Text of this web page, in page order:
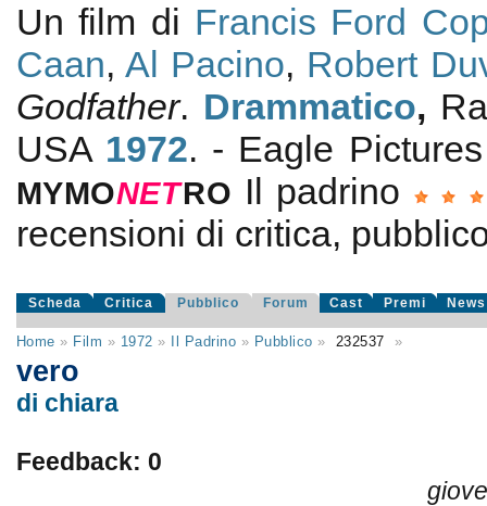
Un film di Francis Ford
Caan, Al Pacino, Robert
Godfather. Drammatico,
USA 1972. - Eagle
MYMONETRO Il padrino
recensioni di critica,
Scheda Critica Pubblico Forum Cast Premi News
Home » Film » 1972 » Il Padrino » Pubblico » 232537 »
vero
di chiara
Feedback: 0